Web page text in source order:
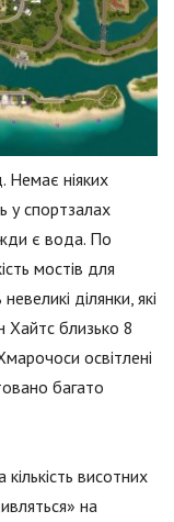
Немає ніяких
у спортзалах
є вода. По
мостів для
ділянки, які
Хайтс близько 8
освітлені
багато
висотних
на